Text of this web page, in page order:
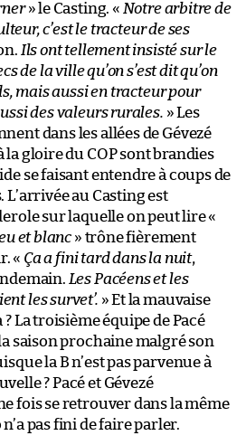
» le Casting. « Notre arbitre de
c’est le tracteur de ses
Ils ont tellement insisté sur le
de la ville qu’on s’est dit qu’on
mais aussi en tracteur pour
des valeurs rurales. » Les
dans les allées de Gévezé
la gloire du COP sont brandies
se faisant entendre à coups de
au Casting est
sur laquelle on peut lire «
et blanc » trône fièrement
« Ça a fini tard dans la nuit,
Les Pacéens et les
les survet’. » Et la mauvaise
La troisième équipe de Pacé
la saison prochaine malgré son
la B n’est pas parvenue à
? Pacé et Gévezé
fois se retrouver dans la même
pas fini de faire parler.